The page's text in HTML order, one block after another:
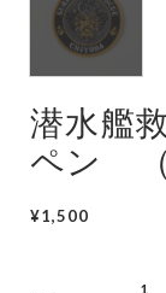
潜水艦
ペン （
¥1,500